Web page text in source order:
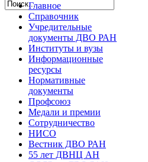
Главное
Справочник
Учредительные
документы ДВО РАН
Институты и вузы
Информационные
ресурсы
Нормативные
документы
Профсоюз
Медали и премии
Сотрудничество
НИСО
Вестник ДВО РАН
55 лет ДВНЦ АН